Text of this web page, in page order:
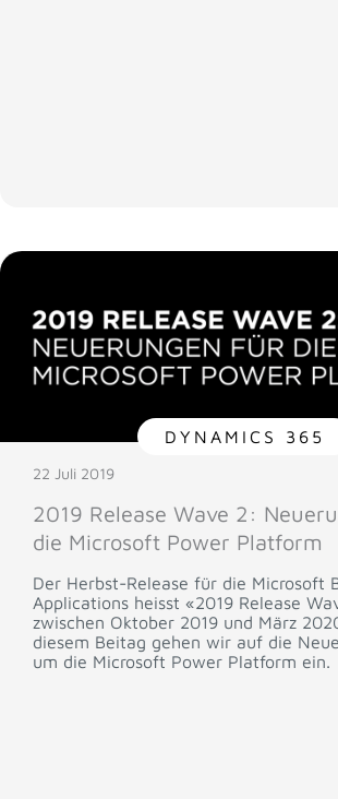
DYNAMICS 365
22 Juli 2019
2019 Release Wave 2:
die Microsoft Power Platform
Der Herbst-Release für die Microsoft
Applications heisst «2019 Release
zwischen Oktober 2019 und März
diesem Beitag gehen wir auf die
um die Microsoft Power Platform ein.